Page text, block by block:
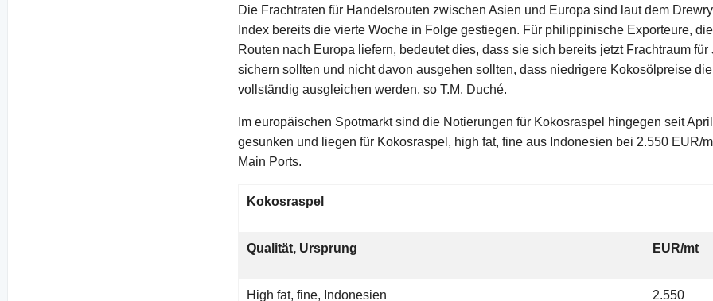
Die Frachtraten für Handelsrouten zwischen Asien und Europa sind laut dem
Index bereits die vierte Woche in Folge gestiegen. Für philippinische Exporteure,
Routen nach Europa liefern, bedeutet dies, dass sie sich bereits jetzt Frachtraum für
sichern sollten und nicht davon ausgehen sollten, dass niedrigere Kokosölpreise
vollständig ausgleichen werden, so T.M. Duché.
Im europäischen Spotmarkt sind die Notierungen für Kokosraspel hingegen seit
gesunken und liegen für Kokosraspel, high fat, fine aus Indonesien bei 2.550 EUR/
Main Ports.
Kokosraspel
Qualität, Ursprung EUR/mt
High fat, fine, Indonesien 2.550